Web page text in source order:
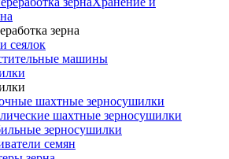
зерна
сеялок
машины
шахтные зерносушилки
шахтные зерносушилки
зерносушилки
семян